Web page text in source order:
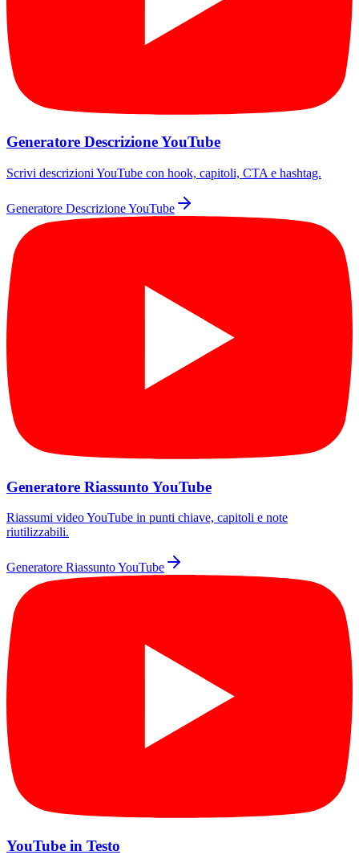
Generatore Descrizione YouTube
Scrivi descrizioni YouTube con hook, capitoli, CTA e hashtag.
Generatore Descrizione YouTube
Generatore Riassunto YouTube
Riassumi video YouTube in punti chiave, capitoli e note
riutilizzabili.
Generatore Riassunto YouTube
YouTube in Testo